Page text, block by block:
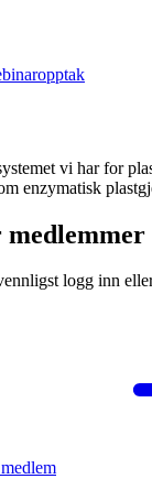
vi har for
enzymatisk
logg inn